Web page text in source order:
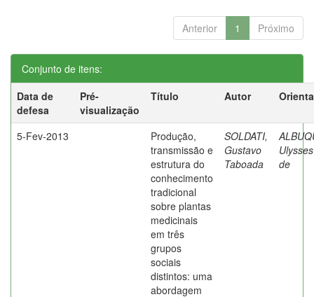
Anterior 1 Próximo
Conjunto de itens:
Data de
defesa
Pré-
visualização
Título Autor
5-Fev-2013
Produção,
transmissão e
estrutura do
conhecimento
tradicional
sobre plantas
medicinais
em três
grupos
sociais
distintos: uma
abordagem
SOLDATI,
Gustavo
Taboada
de